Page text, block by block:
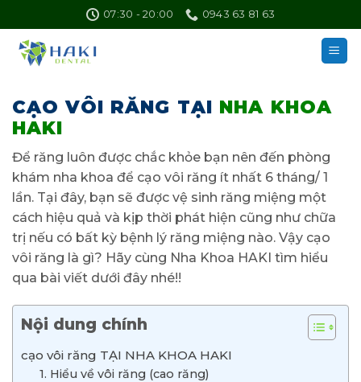
to
content
07:30 - 20:00 0943 63 81 63
CẠO VÔI RĂNG TẠI NHA KHOA
HAKI
Để răng luôn được chắc khỏe bạn nên đến phòng
khám nha khoa để cạo vôi răng ít nhất 6 tháng/ 1
lần. Tại đây, bạn sẽ được vệ sinh răng miệng một
cách hiệu quả và kịp thời phát hiện cũng như chữa
trị nếu có bất kỳ bệnh lý răng miệng nào. Vậy cạo
vôi răng là gì? Hãy cùng Nha Khoa HAKI tìm hiểu
qua bài viết dưới đây nhé!!
Nội dung chính
cạo vôi răng TẠI NHA KHOA HAKI
1. Hiểu về vôi răng (cao răng)